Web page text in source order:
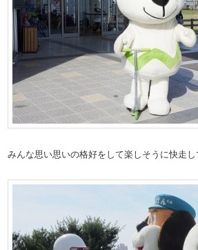
みんな思い思いの格好をして楽しそうに快走